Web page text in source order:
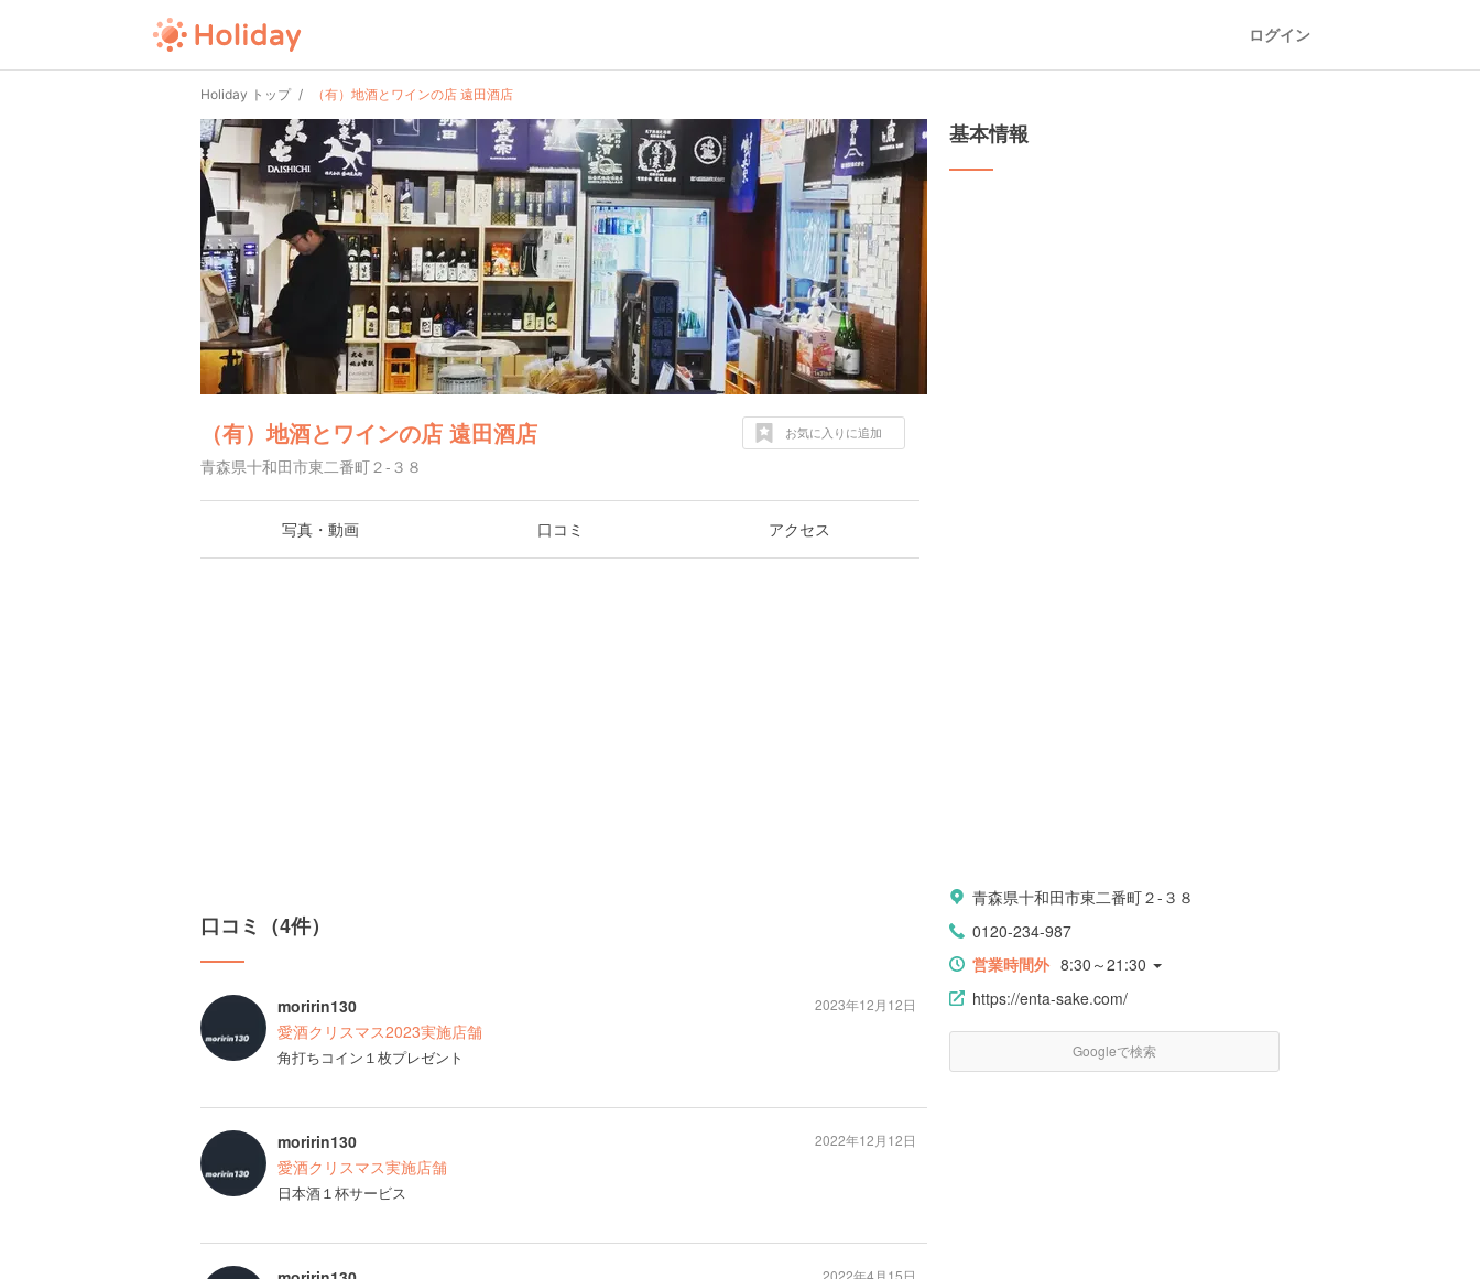
ログイン
Holiday トップ （有）地酒とワインの店 遠田酒店
（有）地酒とワインの店 遠田酒店
青森県十和田市東二番町２-３８
お気に入りに追加
写真・動画 口コミ アクセス
口コミ（4件）
moririn130
愛酒クリスマス2023実施店舗
角打ちコイン１枚プレゼント
2023年12月12日
moririn130
愛酒クリスマス実施店舗
日本酒１杯サービス
2022年12月12日
2022年4月15日
基本情報
青森県十和田市東二番町２-３８
0120-234-987
営業時間外 8:30～21:30
https://enta-sake.com/
Googleで検索